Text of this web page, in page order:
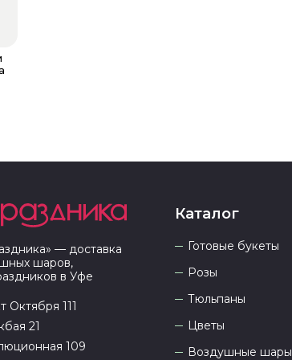
» — доставка
шаров,
в Уфе
Октября 111
21
109
Каталог
Готовые букеты
Розы
Тюльпаны
Цветы
Воздушные шары